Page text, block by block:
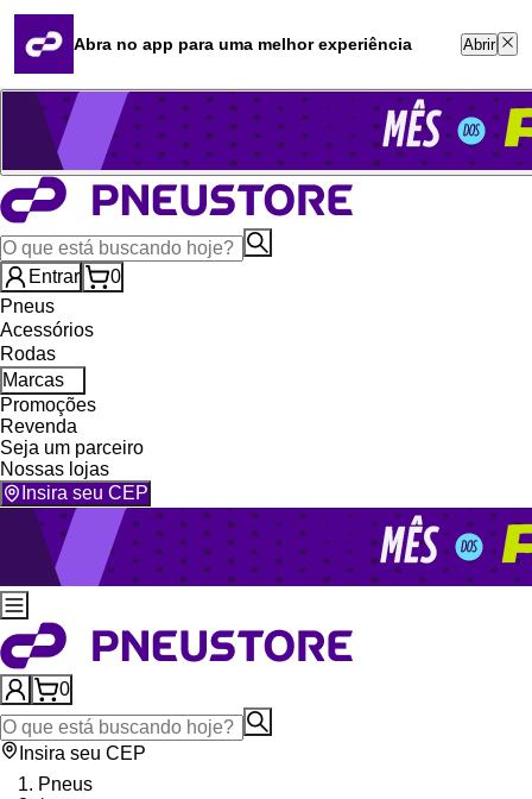
Quero revender
Blog
Whatsapp (16) 99764-8401
Televendas (47) 3046-2551
Entrar
0
Pneus
Acessórios
Rodas
Marcas
Promoções
Revenda
Seja um parceiro
Nossas lojas
Insira seu CEP
0
Insira seu CEP
Pneus
Abra no app para uma melhor experiência Abrir